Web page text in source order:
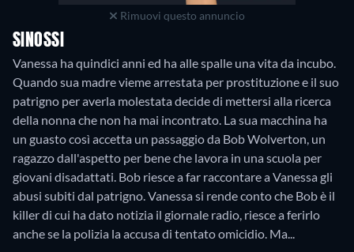
Rimuovi questo annuncio
SINOSSI
Vanessa ha quindici anni ed ha alle spalle una vita da incubo.
Quando sua madre vieme arrestata per prostituzione e il suo
patrigno per averla molestata decide di mettersi alla ricerca
della nonna che non ha mai incontrato. La sua macchina ha
un guasto così accetta un passaggio da Bob Wolverton, un
ragazzo dall'aspetto per bene che lavora in una scuola per
giovani disadattati. Bob riesce a far raccontare a Vanessa gli
abusi subiti dal patrigno. Vanessa si rende conto che Bob è il
killer di cui ha dato notizia il giornale radio, riesce a ferirlo
anche se la polizia la accusa di tentato omicidio. Ma...